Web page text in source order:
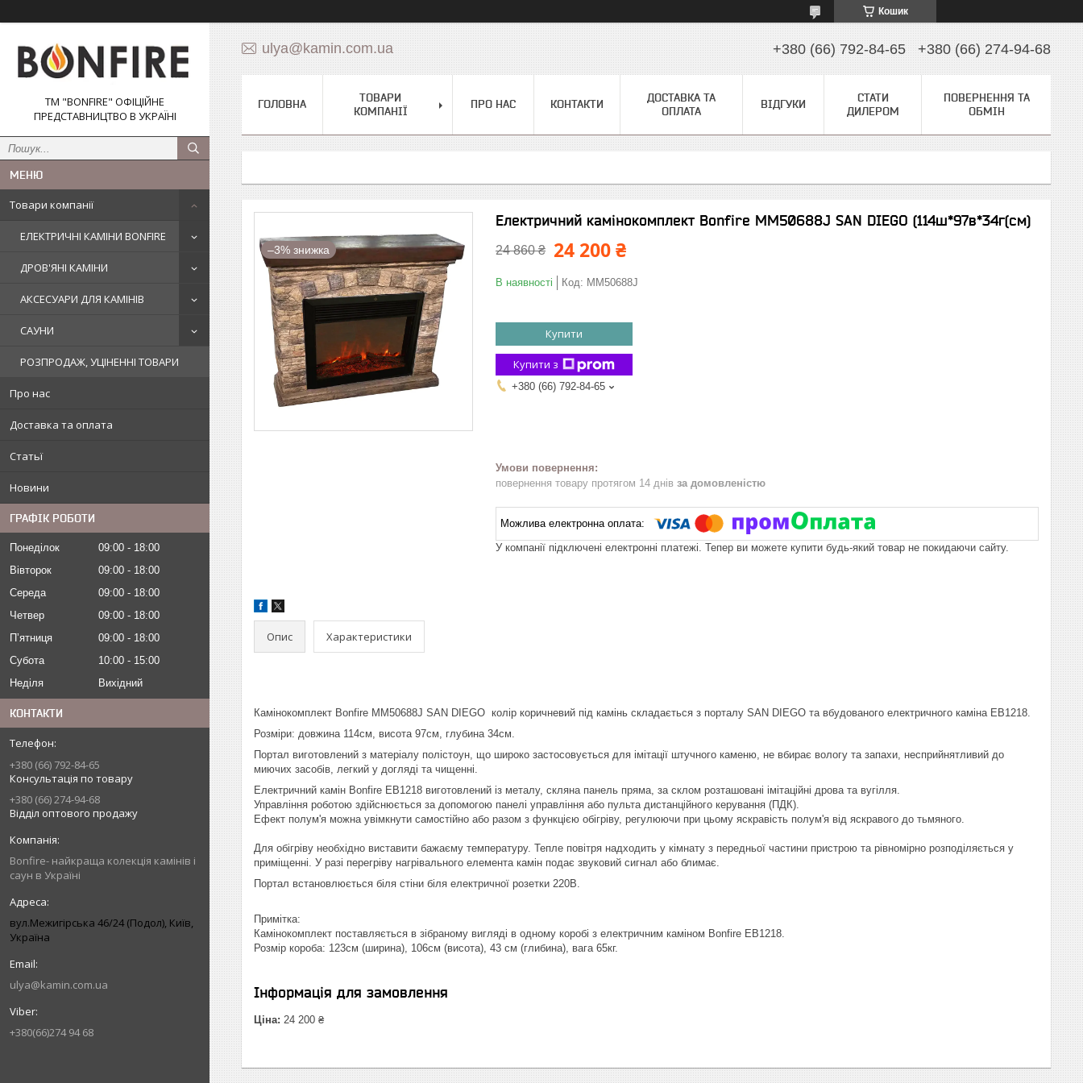
Кошик
ТМ "BONFIRE" ОФІЦІЙНЕ
ПРЕДСТАВНИЦТВО В УКРАЇНІ
Товари компанії
ЕЛЕКТРИЧНІ КАМІНИ BONFIRE
ДРОВ'ЯНІ КАМІНИ
АКСЕСУАРИ ДЛЯ КАМІНІВ
САУНИ
РОЗПРОДАЖ, УЦІНЕННІ ТОВАРИ
Про нас
Доставка та оплата
Статьї
Новини
ГРАФІК РОБОТИ
Понеділок 09:00
18:00
Вівторок
09:00
18:00
Середа
09:00
18:00
Четвер
09:00
18:00
Пʼятниця
09:00
18:00
Субота
10:00
15:00
Неділя
Вихідний
КОНТАКТИ
+380 (66) 792-84-65
Консультація по товару
+380 (66) 274-94-68
Відділ оптового продажу
Bonfire- найкраща колекція камінів і
саун в Україні
вул.Межигірська 46/24 (Подол), Київ,
Україна
ulya@kamin.com.ua
+380(66)274 94 68
ulya@kamin.com.ua +380 (66) 792-84-65 +380 (66) 274-94-68
ГОЛОВНА
ТОВАРИ
КОМПАНІЇ
ПРО НАС КОНТАКТИ
ДОСТАВКА ТА
ОПЛАТА
ВІДГУКИ
СТАТИ
ДИЛЕРОМ
ПОВЕРНЕННЯ ТА
ОБМІН
–3%
Електричний камінокомплект Bonfire MM50688J SAN DIEGO (114ш*97в*34г(cм)
24 860 ₴ 24 200 ₴
В наявності Код: MM50688J
Купити
Купити з
+380 (66) 792-84-65
повернення товару протягом 14 днів за домовленістю
У компанії підключені електронні платежі. Тепер ви можете купити будь-який товар не покидаючи сайту.
Опис Характеристики
Камінокомплект Bonfire MM50688J SAN DIEGO колір коричневий під камінь складається з порталу SAN DIEGO та вбудованого електричного каміна EВ1218.
Розміри: довжина 114см, висота 97см, глубина 34см.
Портал виготовлений з матеріалу полістоун, що широко застосовується для імітації штучного каменю, не вбирає вологу та запахи, несприйнятливий до
миючих засобів, легкий у догляді та чищенні.
Електричний камін Bonfire EВ1218 виготовлений із металу, скляна панель пряма, за склом розташовані імітаційні дрова та вугілля.
Управління роботою здійснюється за допомогою панелі управління або пульта дистанційного керування (ПДК).
Ефект полум'я можна увімкнути самостійно або разом з функцією обігріву, регулюючи при цьому яскравість полум'я від яскравого до тьмяного.
Для обігріву необхідно виставити бажаєму температуру. Тепле повітря надходить у кімнату з передньої частини пристрою та рівномірно розподіляється у
приміщенні. У разі перегріву нагрівального елемента камін подає звуковий сигнал або блимає.
Портал встановлюється біля стіни біля електричної розетки 220В.
Примітка:
Камінокомплект поставляється в зібраному вигляді в одному коробі з електричним каміном Bonfire EВ1218.
Розмір короба: 123см (ширина), 106см (висота), 43 см (глибина), вага 65кг.
Інформація для замовлення
Ціна: 24 200 ₴